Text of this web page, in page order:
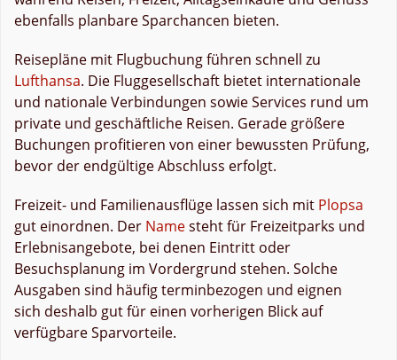
ebenfalls planbare Sparchancen bieten.
Reisepläne mit Flugbuchung führen schnell zu
Lufthansa. Die Fluggesellschaft bietet internationale
und nationale Verbindungen sowie Services rund um
private und geschäftliche Reisen. Gerade größere
Buchungen profitieren von einer bewussten Prüfung,
bevor der endgültige Abschluss erfolgt.
Freizeit- und Familienausflüge lassen sich mit Plopsa
gut einordnen. Der Namesteht für Freizeitparks und
Erlebnisangebote, bei denen Eintritt oder
Besuchsplanung im Vordergrund stehen. Solche
Ausgaben sind häufig terminbezogen und eignen
sich deshalb gut für einen vorherigen Blick auf
verfügbare Sparvorteile.